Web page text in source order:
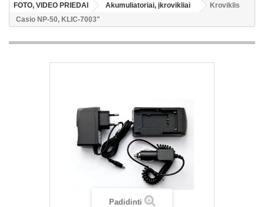
FOTO, VIDEO PRIEDAI
Akumuliatoriai, įkrovikliai
Kroviklis
Casio NP-50, KLIC-7003"
Padidinti